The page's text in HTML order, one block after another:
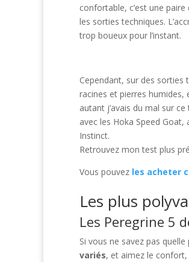
confortable, c’est une paire
les sorties techniques.
trop boueux pour l’instant.
Cependant, sur des sorties
racines et pierres
autant j’avais du mal sur
avec les Hoka Speed Goat,
Instinct.
Retrouvez mon test plus
Vous pouvez les acheter
Les plus
Les Peregrine 5
Si vous ne savez pas
variés, et aimez le